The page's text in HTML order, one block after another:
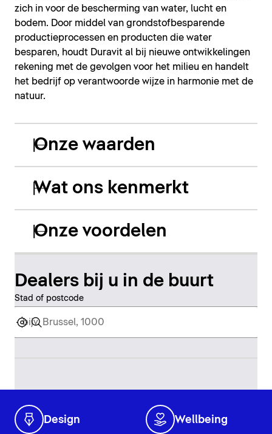
zich in voor de bescherming van water, lucht en
bodem. Door middel van grondstofbesparende
productieprocessen en producten die water
besparen, houdt Duravit al bij nieuwe ontwikkelingen
rekening met de gevolgen voor het milieu en handelt
het bedrijf op verantwoorde wijze in harmonie met de
natuur.
Onze waarden
Wat ons kenmerkt
Onze voordelen
Dealers bij u in de buurt
Stad of postcode
Design Wellbeing